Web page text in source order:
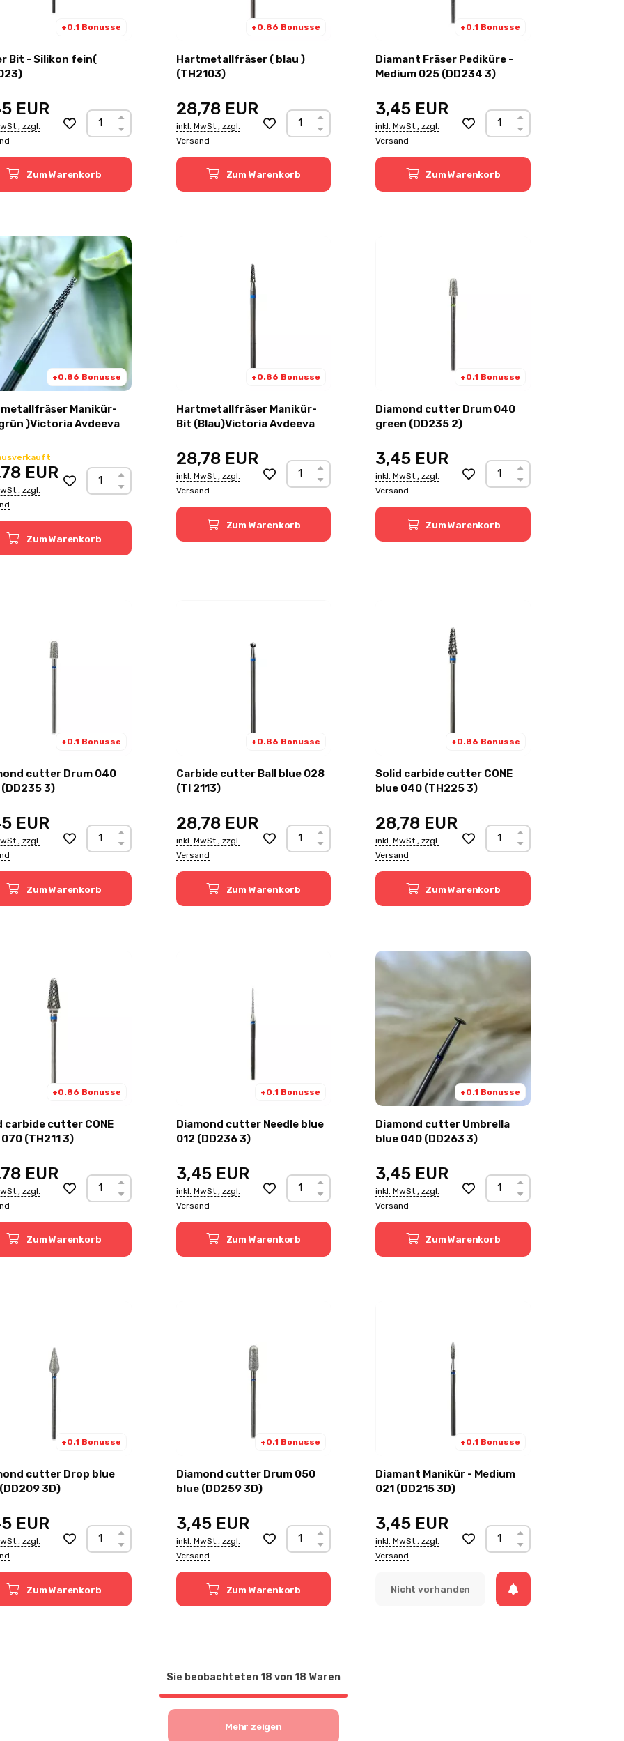
+0.1 Bonusse
Bit - Silikon fein(
EUR
zzgl.
Zum Warenkorb
+0.86 Bonusse
Hartmetallfräser ( blau )
(TH2103)
28,78EUR
inkl. MwSt., zzgl.
Versand
Zum Warenkorb
+0.1 Bonusse
Diamant Fräser Pediküre -
Medium 025 (DD234 3)
3,45 EUR
inkl. MwSt., zzgl.
Versand
Zum Warenkorb
+0.86 Bonusse
Manikür-
)Victoria Avdeeva
EUR
zzgl.
Zum Warenkorb
+0.86 Bonusse
Hartmetallfräser Manikür-
Bit (Blau)Victoria Avdeeva
28,78EUR
inkl. MwSt., zzgl.
Versand
Zum Warenkorb
+0.1 Bonusse
Diamond cutter Drum 040
green (DD235 2)
3,45 EUR
inkl. MwSt., zzgl.
Versand
Zum Warenkorb
+0.1 Bonusse
cutter Drum 040
blue (DD235 3)
EUR
zzgl.
Zum Warenkorb
+0.86 Bonusse
Carbide cutter Ball blue 028
(TI 2113)
28,78EUR
inkl. MwSt., zzgl.
Versand
Zum Warenkorb
+0.86 Bonusse
Solid carbide cutter CONE
blue 040 (TH225 3)
28,78 EUR
inkl. MwSt., zzgl.
Versand
Zum Warenkorb
+0.86 Bonusse
carbide cutter CONE
(TH211 3)
EUR
zzgl.
Zum Warenkorb
+0.1 Bonusse
Diamond cutter Needle blue
012 (DD236 3)
3,45EUR
inkl. MwSt., zzgl.
Versand
Zum Warenkorb
+0.1 Bonusse
Diamond cutter Umbrella
blue 040 (DD263 3)
3,45 EUR
inkl. MwSt., zzgl.
Versand
Zum Warenkorb
+0.1 Bonusse
cutter Drop blue
3D)
EUR
zzgl.
Zum Warenkorb
+0.1 Bonusse
Diamond cutter Drum 050
blue (DD259 3D)
3,45EUR
inkl. MwSt., zzgl.
Versand
Zum Warenkorb
+0.1 Bonusse
Diamant Manikür - Medium
021 (DD215 3D)
3,45 EUR
inkl. MwSt., zzgl.
Versand
Nicht vorhanden
Sie beobachteten18 von18 Waren
Mehr zeigen